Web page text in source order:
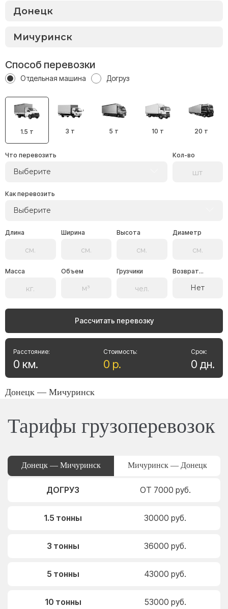
Способ перевозки
Отдельная машина Догруз
1.5 т 3 т 5 т 10 т 20 т
Что перевозить
Выберите
Кол-во
Как перевозить
Выберите
Длина Ширина Высота Диаметр
Масса Объем Грузчики Возврат...
Нет
Рассчитать перевозку
Стоимость:
0 р.
Расстояние:
0 км.
Срок:
0 дн.
Донецк — Мичуринск
Тарифы грузоперевозок
Донецк — Мичуринск Мичуринск — Донецк
ДОГРУЗ ОТ 7000 руб.
1.5 тонны 30000 руб.
3 тонны 36000 руб.
5 тонны 43000 руб.
10 тонны 53000 руб.